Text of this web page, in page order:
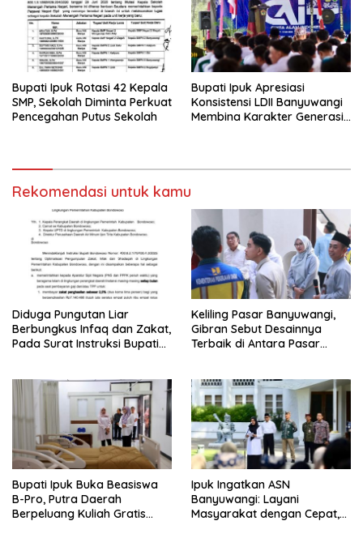
Bupati Ipuk Rotasi 42 Kepala
SMP, Sekolah Diminta Perkuat
Pencegahan Putus Sekolah
Bupati Ipuk Apresiasi
Konsistensi LDII Banyuwangi
Membina Karakter Generasi
Rekomendasi untuk kamu
Diduga Pungutan Liar
Berbungkus Infaq dan Zakat,
Pada Surat Instruksi Bupati
Keliling Pasar Banyuwangi,
Gibran Sebut Desainnya
Terbaik di Antara Pasar
Bupati Ipuk Buka Beasiswa
B-Pro, Putra Daerah
Berpeluang Kuliah Gratis
Ipuk Ingatkan ASN
Banyuwangi: Layani
Masyarakat dengan Cepat,